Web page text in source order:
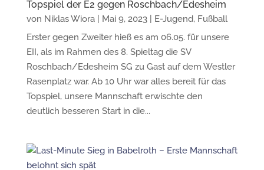
Topspiel der E2 gegen Roschbach/Edesheim
von Niklas Wiora| Mai 9, 2023| E-Jugend, Fußball
Erster gegen Zweiter hieß es am 06.05. für unsere
EII, als im Rahmen des 8. Spieltag die SV
Roschbach/Edesheim SG zu Gast auf dem Westler
Rasenplatz war. Ab 10 Uhr war alles bereit für das
Topspiel, unsere Mannschaft erwischte den
deutlich besseren Start in die...